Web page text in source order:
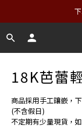
18K芭蕾
商品採用手工鑲嵌，
(不含假日)
不定期有少量現貨，